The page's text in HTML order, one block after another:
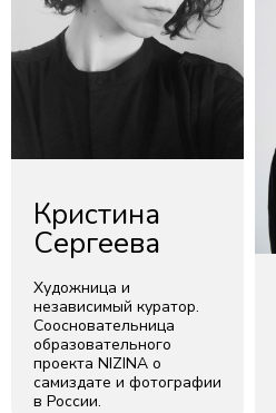
Кристина
Сергеева
Художница и
независимый куратор.
Соосновательница
образовательного
проекта NIZINA о
самиздате и фотографии
в России.